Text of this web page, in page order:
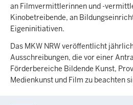
an Filmvermittlerinnen und -
Kinobetreibende, an
Eigeninitiativen.
Das MKW NRW veröffentlicht
Ausschreibungen, die vor einer
Förderbereiche Bildende Kunst,
Medienkunst und Film zu beachten